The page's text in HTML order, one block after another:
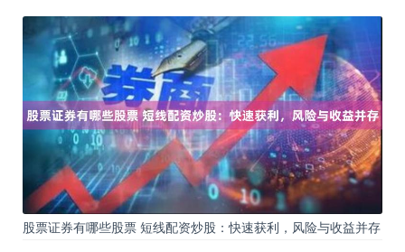
股票证券有哪些股票 短线配资炒股：快速获利，风险与收益并存